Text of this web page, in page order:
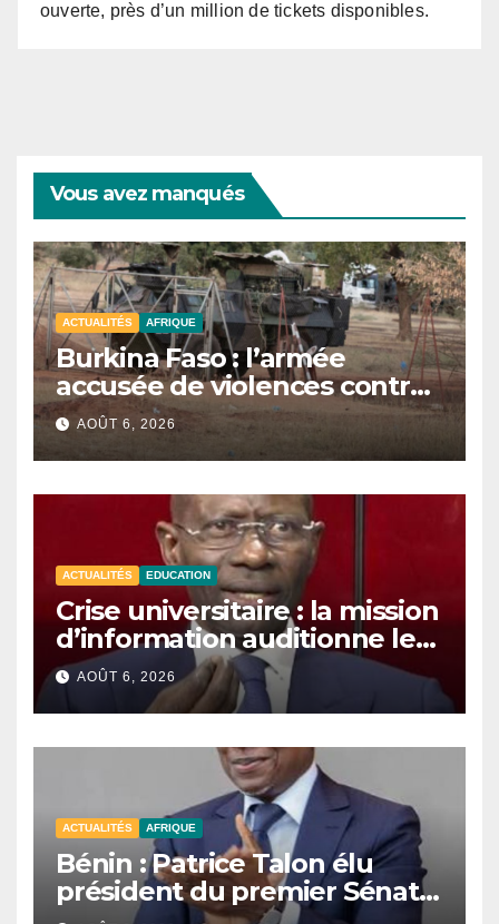
ouverte, près d’un million de tickets disponibles.
Vous avez manqués
ACTUALITÉS AFRIQUE
Burkina Faso : l’armée
accusée de violences contre
des civils après une attaque
jihadiste.
AOÛT 6, 2026
ACTUALITÉS EDUCATION
Crise universitaire : la mission
d’information auditionne le
ministre Boubacar Camara.
AOÛT 6, 2026
ACTUALITÉS AFRIQUE
Bénin : Patrice Talon élu
président du premier Sénat